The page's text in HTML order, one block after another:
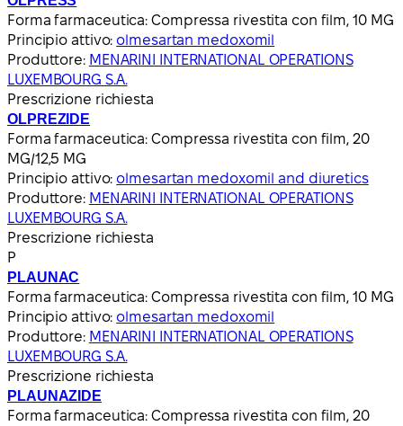
Forma farmaceutica: Compressa rivestita con film, 10 MG
Principio attivo: olmesartan medoxomil
Produttore: MENARINI INTERNATIONAL OPERATIONS
LUXEMBOURG S.A.
Prescrizione richiesta
OLPREZIDE
Forma farmaceutica: Compressa rivestita con film, 20
MG/12,5 MG
Principio attivo: olmesartan medoxomil and diuretics
Produttore: MENARINI INTERNATIONAL OPERATIONS
LUXEMBOURG S.A.
Prescrizione richiesta
P
PLAUNAC
Forma farmaceutica: Compressa rivestita con film, 10 MG
Principio attivo: olmesartan medoxomil
Produttore: MENARINI INTERNATIONAL OPERATIONS
LUXEMBOURG S.A.
Prescrizione richiesta
PLAUNAZIDE
Forma farmaceutica: Compressa rivestita con film, 20